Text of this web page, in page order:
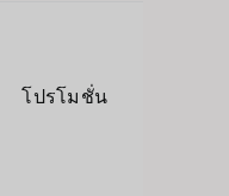
โปรโมชั่น